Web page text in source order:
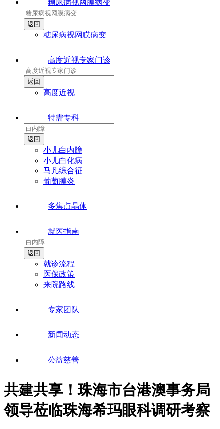
糖尿病视网膜病变
糖尿病视网膜病变
高度近视专家门诊
高度近视
特需专科
小儿白内障
小儿白化病
马凡综合征
葡萄膜炎
多焦点晶体
就医指南
就诊流程
医保政策
来院路线
专家团队
新闻动态
公益慈善
共建共享！珠海市台港澳事务局
领导莅临珠海希玛眼科调研考察